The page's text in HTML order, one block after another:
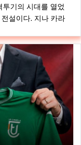
기의 시대를 열었
설이다. 지나 카라